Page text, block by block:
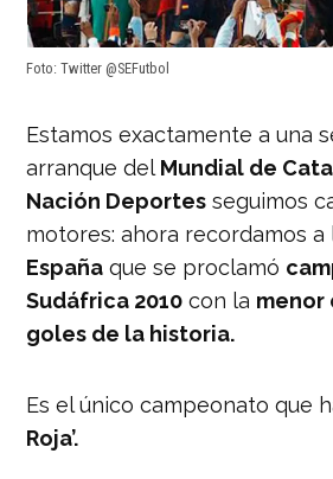
Foto: Twitter @SEFutbol
Estamos exactamente a una
arranque del Mundial de
Nación Deportes seguimos
motores: ahora recordamos
España que se proclamó
Sudáfrica 2010 con la menor
goles de la historia.
Es el único campeonato que
Roja’.